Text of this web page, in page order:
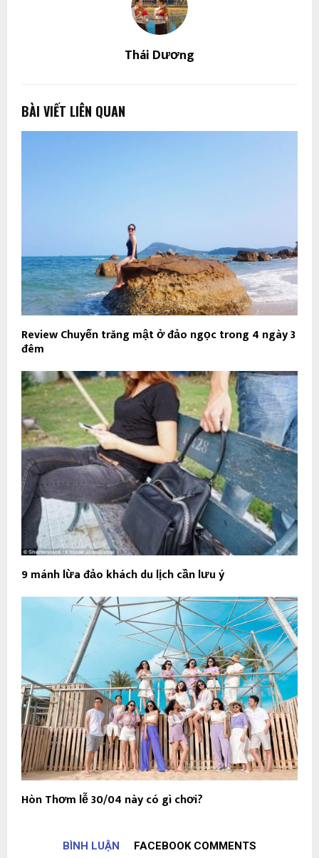
Thái Dương
BÀI VIẾT LIÊN QUAN
Review Chuyến trăng mật ở đảo ngọc trong 4 ngày 3
đêm
9 mánh lừa đảo khách du lịch cần lưu ý
Hòn Thơm lễ 30/04 này có gì chơi?
BÌNH LUẬN FACEBOOK COMMENTS